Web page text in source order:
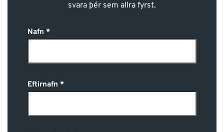
svara þér sem allra fyrst.
Nafn
Eftirnafn